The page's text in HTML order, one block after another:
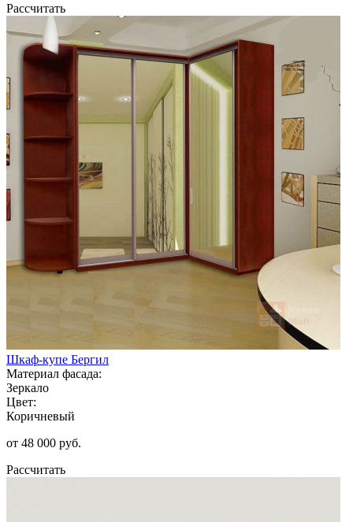
Рассчитать
Шкаф-купе Бергил
Материал фасада:
Зеркало
Цвет:
Коричневый
от 48 000 руб.
Рассчитать